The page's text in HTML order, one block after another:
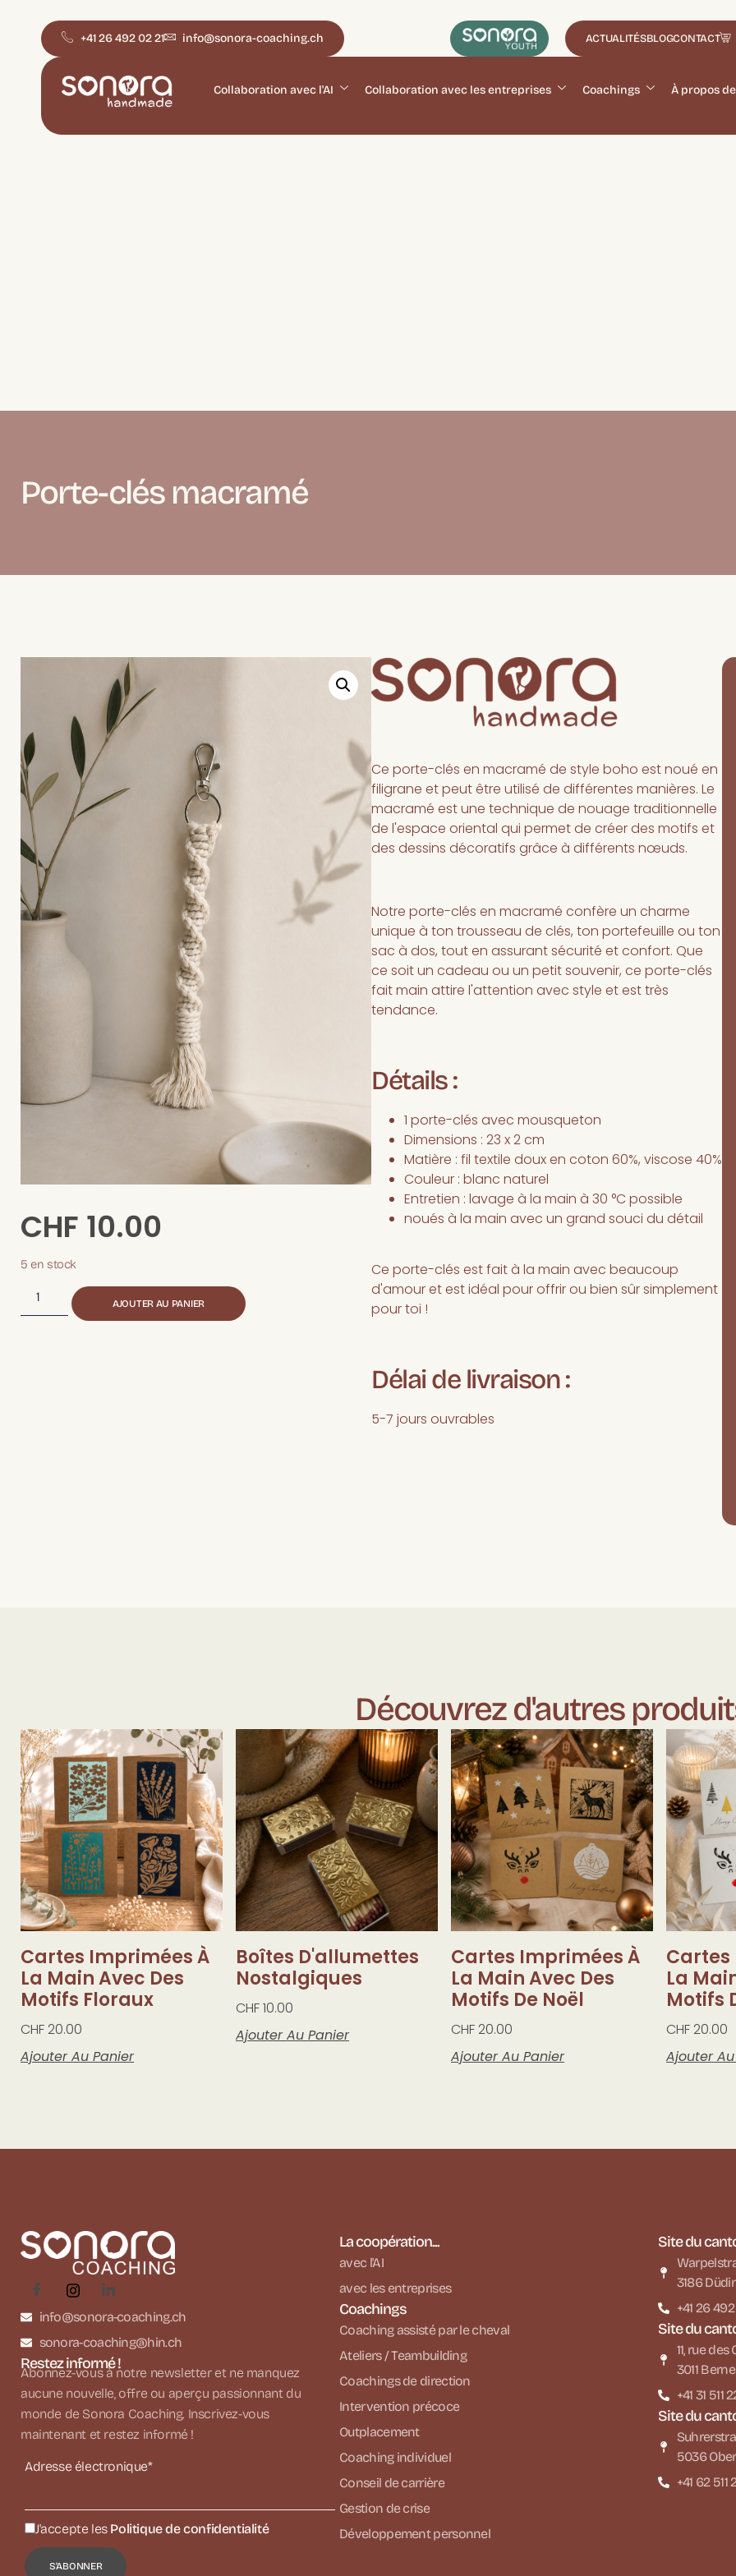
+41 26 492 02 21 info@sonora-coaching.ch ACTUALITÉSBLOGCONTACT
Collaboration avec l'AI Collaboration avec les entreprises Coachings À propos
Porte-clés macramé
CHF 10.00
5 en stock
AJOUTER AU PANIER
Ce porte-clés en macramé de style boho est noué en
filigrane et peut être utilisé de différentes manières. Le
macramé est une technique de nouage traditionnelle
de l'espace oriental qui permet de créer des motifs et
des dessins décoratifs grâce à différents nœuds.
Notre porte-clés en macramé confère un charme
unique à ton trousseau de clés, ton portefeuille ou ton
sac à dos, tout en assurant sécurité et confort. Que
ce soit un cadeau ou un petit souvenir, ce porte-clés
fait main attire l'attention avec style et est très
tendance.
Détails :
1 porte-clés avec mousqueton
Dimensions : 23 x 2 cm
Matière : fil textile doux en coton 60%, viscose 40%
Couleur : blanc naturel
Entretien : lavage à la main à 30 °C possible
noués à la main avec un grand souci du détail
Ce porte-clés est fait à la main avec beaucoup
d'amour et est idéal pour offrir ou bien sûr simplement
pour toi !
Délai de livraison :
5-7 jours ouvrables
Découvrez d'autres
Cartes Imprimées À
La Main Avec Des
Motifs Floraux
CHF 20.00
Ajouter Au Panier
Boîtes D'allumettes
Nostalgiques
CHF10.00
Ajouter Au Panier
Cartes Imprimées À
La Main Avec Des
Motifs De Noël
CHF 20.00
Ajouter Au Panier
Cartes
La
Motifs
CHF 20.00
Ajouter
info@sonora-coaching.ch
sonora-coaching@hin.ch
Restez informé !
Abonnez-vous à notre newsletter et ne manquez
aucune nouvelle, offre ou aperçu passionnant du
monde de Sonora Coaching. Inscrivez-vous
maintenant et restez informé !
Adresse électronique*
J'accepte les Politique de confidentialité
La coopération...
avec l'AI
avec les entreprises
Coachings
Coaching assisté par le cheval
Ateliers / Teambuilding
Coachings de direction
Intervention précoce
Outplacement
Coaching individuel
Conseil de carrière
Gestion de crise
Développement personnel
Site du
3186
+41 26
Site du
11, rue
3011 Berne
+41 31 511
Site du
5036
+41 62 511